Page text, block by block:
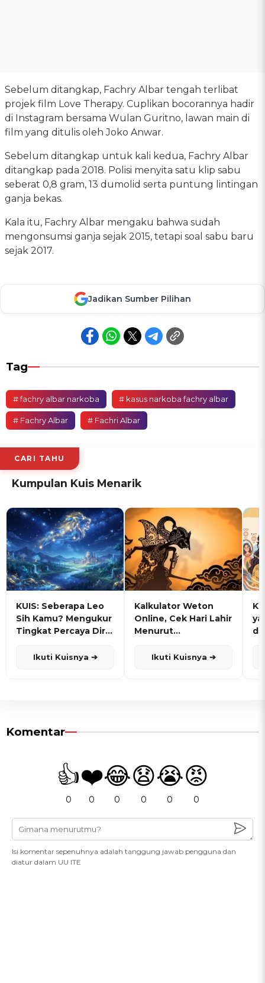
Sebelum ditangkap, Fachry Albar tengah terlibat
projek film Love Therapy. Cuplikan bocorannya hadir
di Instagram bersama Wulan Guritno, lawan main di
film yang ditulis oleh Joko Anwar.
Sebelum ditangkap untuk kali kedua, Fachry Albar
ditangkap pada 2018. Polisi menyita satu klip sabu
seberat 0,8 gram, 13 dumolid serta puntung lintingan
ganja bekas.
Kala itu, Fachry Albar mengaku bahwa sudah
mengonsumsi ganja sejak 2015, tetapi soal sabu baru
sejak 2017.
Jadikan Sumber Pilihan
Tag
# fachry albar narkoba # kasus narkoba fachry albar
# Fachry Albar # Fachri Albar
CARI TAHU
Kumpulan Kuis Menarik
KUIS: Seberapa Leo
Sih Kamu? Mengukur
Tingkat Percaya Diri
Ikuti Kuisnya ➔
Kalkulator Weton
Online, Cek Hari Lahir
Menurut
Ikuti Kuisnya ➔
Komentar
👍
0
❤️
0
😂
0
😧
0
😭
0
😡
0
Isi komentar sepenuhnya adalah tanggung jawab pengguna dan
diatur dalam UU ITE